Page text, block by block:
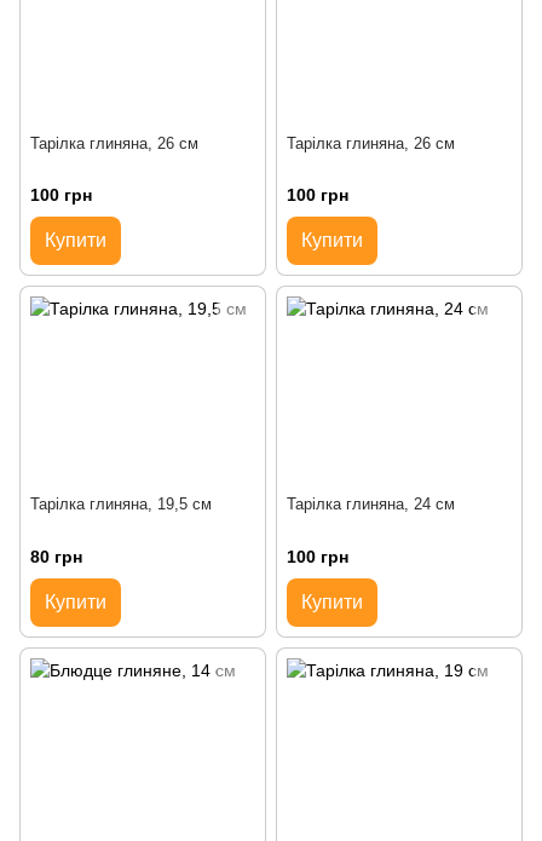
Тарілка глиняна, 26 см
100 грн
Купити
Тарілка глиняна, 26 см
100 грн
Купити
Тарілка глиняна, 19,5 см
80 грн
Купити
Тарілка глиняна, 24 см
100 грн
Купити